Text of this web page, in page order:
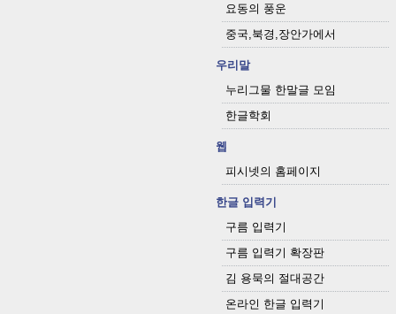
요동의 풍운
중국,북경,장안가에서
우리말
누리그물 한말글 모임
한글학회
웹
피시넷의 홈페이지
한글 입력기
구름 입력기
구름 입력기 확장판
김 용묵의 절대공간
온라인 한글 입력기